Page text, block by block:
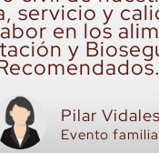
servicio y
en los
y
Pilar Vidales
Evento